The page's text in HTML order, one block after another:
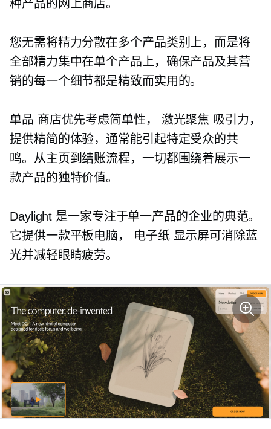
种产品的网上商店。
您无需将精力分散在多个产品类别上，而是将
全部精力集中在单个产品上，确保产品及其营
销的每一个细节都是精致而实用的。
单品 商店优先考虑简单性， 激光聚焦 吸引力，
提供精简的体验，通常能引起特定受众的共
鸣。从主页到结账流程，一切都围绕着展示一
款产品的独特价值。
Daylight 是一家专注于单一产品的企业的典范。
它提供一款平板电脑， 电子纸显示屏可消除蓝
光并减轻眼睛疲劳。